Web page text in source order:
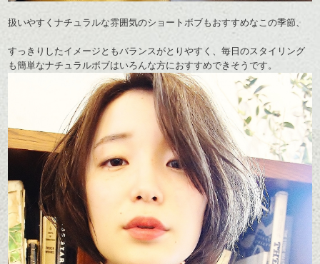
扱いやすくナチュラルな雰囲気のショートボブもおすすめなこの季節、
すっきりしたイメージともバランスがとりやすく 、毎日のスタイリング
も簡単なナチュラルボブはいろんな方におすすめできそうです。